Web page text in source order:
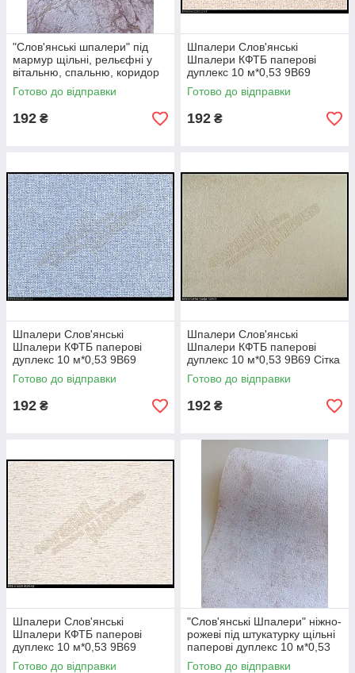
"Слов'янські шпалери" під
мармур щільні, рельєфні у
вітальню, спальню, коридор
паперові дуплекс 10 м*0,53
9В264 Сапфір 6611-02
Готово до відправки
192 ₴
Шпалери Слов'янські
Шпалери КФТБ паперові
дуплекс 10 м*0,53 9В69
Джинс 4032-01
Готово до відправки
192 ₴
Шпалери Слов'янські
Шпалери КФТБ паперові
дуплекс 10 м*0,53 9В69
Джинс 4032-03
Готово до відправки
192 ₴
Шпалери Слов'янські
Шпалери КФТБ паперові
дуплекс 10 м*0,53 9В69 Сітка
графа 123-01
Готово до відправки
192 ₴
Шпалери Слов'янські
Шпалери КФТБ паперові
дуплекс 10 м*0,53 9В69
Фасад 4026-02
Готово до відправки
"Слов'янські Шпалери" ніжно-
рожеві під штукатурку щільні
паперові дуплекс 10 м*0,53
9В64 Алсу 2 4041-01
Готово до відправки